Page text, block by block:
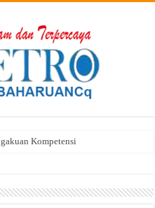
Kompetensi